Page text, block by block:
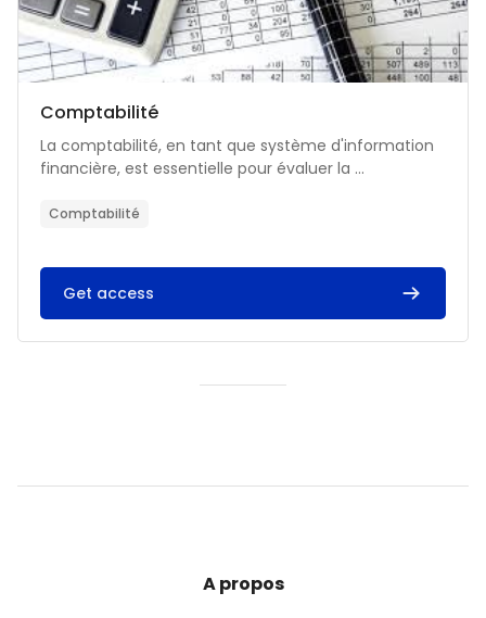
Catégorie de cours
Nom du cours
Comptabilité
Résumé du cours :
La comptabilité, en tant que système d'information
financière, est essentielle pour évaluer la ...
Comptabilité
Get access
A propos